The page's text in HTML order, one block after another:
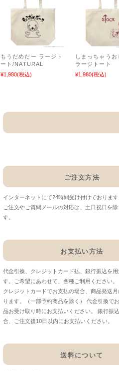
もうだめだー ラージト
ート/NATURAL
¥1,980(税込)
しまっちゃうお
ラージトート
¥1,980(税込)
ご注文方法
インターネットにて24時間受け付けております
ご注文やご質問メールの対応は、土日祝日を
す。
お支払い方法
代金引換、クレジットカード払、銀行振込を用
す。ご希望にあわせて、各種ご利用ください。
クレジットカードでお支払の場合、商品発送
ります。（一部予約商品を除く） 代金引換で
品お受け取り時にお支払いください。 銀行振
合、ご注文後10日以内にお支払いください。
送料について